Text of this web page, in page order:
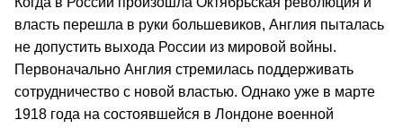
власть перешла в руки большевиков, Англия пыталась
не допустить выхода России из мировой войны.
Первоначально Англия стремилась поддерживать
сотрудничество с новой властью. Однако уже в марте
1918 года на состоявшейся в Лондоне военной